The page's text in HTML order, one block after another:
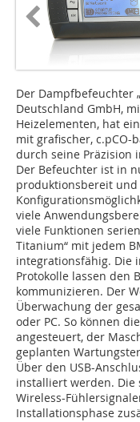
Der Dampfbefeuchter
Deutschland GmbH,
Heizelementen, hat
mit grafischer,
durch seine Präzision
Der Befeuchter ist in
produktionsbereit
viele
viele Funktionen
Titanium“ mit jedem
integrationsfähig. Die
Protokolle lassen den
kommunizieren. Der
Überwachung der
oder PC. So können
angesteuert, der
geplanten
Über den USB-
installiert werden. Die
Wireless-
Installationsphase